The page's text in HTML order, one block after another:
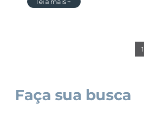
1
Faça sua busca